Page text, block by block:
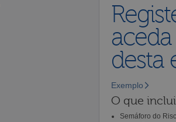
desta
Exemplo
O que
Semáforo do